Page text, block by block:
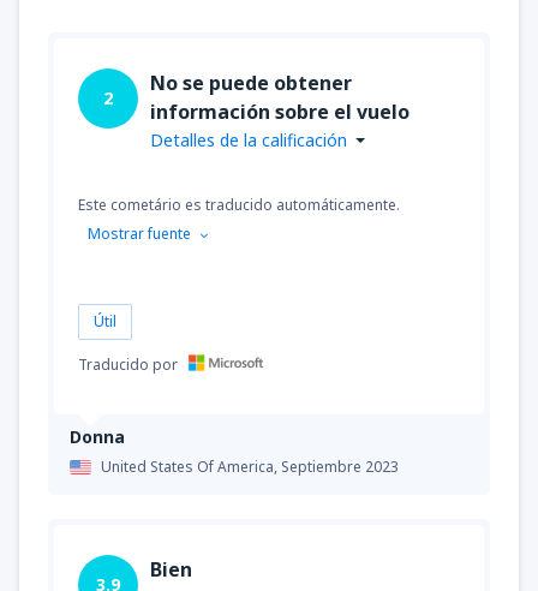
Donna
United States Of America, Septiembre 2023
2
No se puede obtener
información sobre el vuelo
Detalles de la calificación
Este cometário es traducido automáticamente.
Mostrar fuente
Útil
Traducido por
3.9
Bien